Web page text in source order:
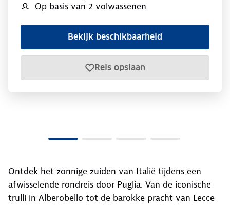
Op basis van 2 volwassenen
Bekijk beschikbaarheid
Reis opslaan
Ontdek het zonnige zuiden van Italië tijdens een
afwisselende rondreis door Puglia. Van de iconische
trulli in Alberobello tot de barokke pracht van Lecce